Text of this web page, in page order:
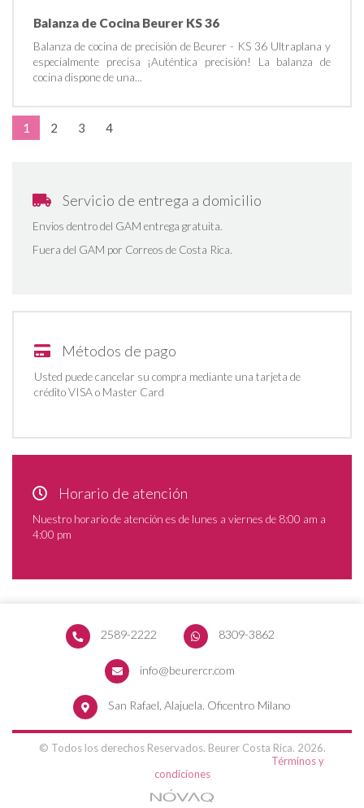
Balanza de Cocina Beurer KS 36
Balanza de cocina de precisión de Beurer - KS 36 Ultraplana y
especialmente precisa ¡Auténtica precisión! La balanza de
cocina dispone de una...
1 2 3 4
Servicio de entrega a domicilio
Envios dentro del GAM entrega gratuita.
Fuera del GAM por Correos de Costa Rica.
Métodos de pago
Usted puede cancelar su compra mediante una tarjeta de
crédito VISA o Master Card
Horario de atención
Nuestro horario de atención es de lunes a viernes de 8:00 am a
4:00 pm
2589-2222 8309-3862
info@beurercr.com
San Rafael, Alajuela. Oficentro Milano
© Todos los derechos Reservados. Beurer Costa Rica. 2026.
Términos y
condiciones